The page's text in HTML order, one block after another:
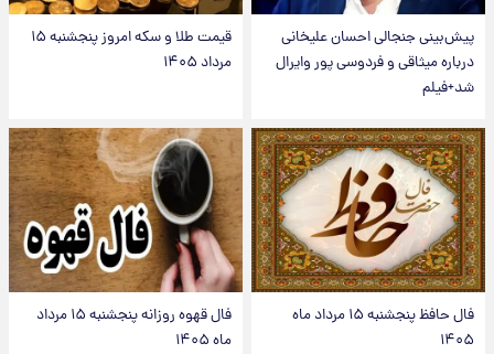
پیش‌بینی جنجالی احسان علیخانی
درباره میثاقی و فردوسی پور وایرال
شد+فیلم
قیمت طلا و سکه امروز پنجشنبه ۱۵
مرداد ۱۴۰۵
فال حافظ پنجشنبه ۱۵ مرداد ماه
۱۴۰۵
فال قهوه روزانه پنجشنبه ۱۵ مرداد
ماه ۱۴۰۵